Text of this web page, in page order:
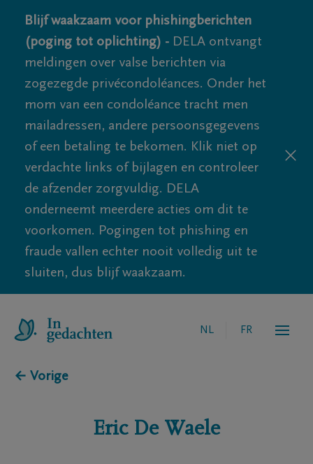
Blijf waakzaam voor phishingberichten
(poging tot oplichting) - DELA ontvangt
meldingen over valse berichten via
zogezegde privécondoléances. Onder het
mom van een condoléance tracht men
mailadressen, andere persoonsgegevens
of een betaling te bekomen. Klik niet op
verdachte links of bijlagen en controleer
de afzender zorgvuldig. DELA
onderneemt meerdere acties om dit te
voorkomen. Pogingen tot phishing en
fraude vallen echter nooit volledig uit te
sluiten, dus blijf waakzaam.
NL FR
← Vorige
Eric De Waele